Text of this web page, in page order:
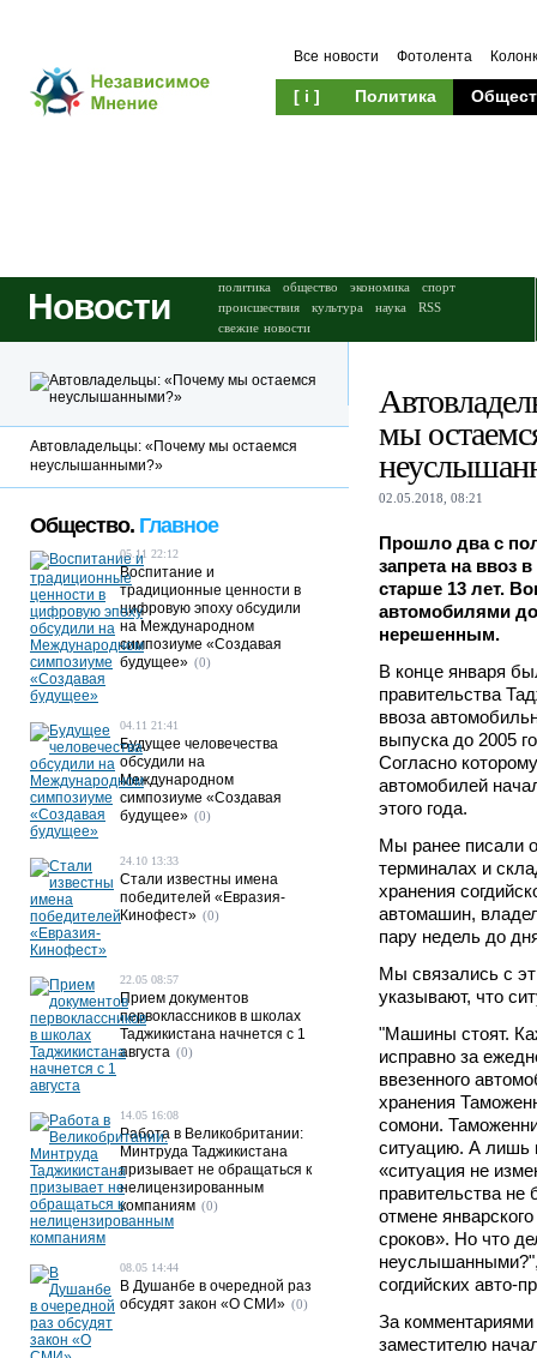
Все новости Фотолента
[ i ] Политика
Новости политика общество экономика
спорт
происшествия
культура наука
RSS
свежие новости
мы
02.05.2018, 08:21
Прошло два с
запрета на ввоз
старше 13 лет.
автомобилями до
нерешенным.
В конце января
правительства
ввоза
выпуска до 2005
Согласно
автомобилей
этого года.
Мы ранее писали
терминалах и
хранения
автомашин,
пару недель до
Мы связались с
указывают, что
"Машины стоят.
исправно за
ввезенного
хранения
сомони.
ситуацию. А лишь
«ситуация не
правительства не
отмене
сроков». Но что
согдийских авто-
За
заместителю
Автовладельцы: «Почему мы остаемся
неуслышанными?»
Общество. Главное
05.11 22:12
Воспитание и
традиционные ценности в
цифровую эпоху обсудили
на Международном
симпозиуме «Создавая
будущее» (0)
04.11 21:41
Будущее человечества
обсудили на
Международном
симпозиуме «Создавая
будущее» (0)
24.10 13:33
Стали известны имена
победителей «Евразия-
Кинофест» (0)
22.05 08:57
Прием документов
первоклассников в школах
Таджикистана начнется с 1
августа (0)
14.05 16:08
Работа в Великобритании:
Минтруда Таджикистана
призывает не обращаться к
нелицензированным
компаниям (0)
08.05 14:44
В Душанбе в очередной раз
обсудят закон «О СМИ» (0)